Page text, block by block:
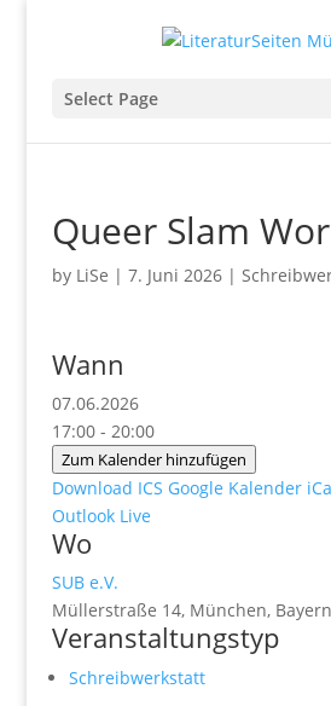
Select Page
Queer Slam
by LiSe | 7. Juni 2026|
Wann
07.06.2026
17:00 - 20:00
Zum Kalender hinzufügen
Download ICS Google Kalender
Outlook Live
Wo
SUB e.V.
Müllerstraße 14, München,
Veranstaltungstyp
Schreibwerkstatt